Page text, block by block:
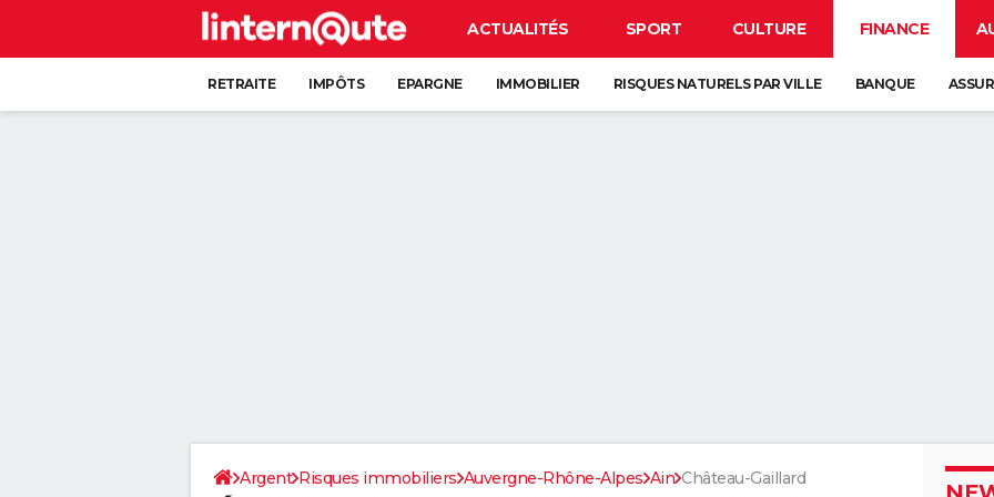
ACTUALITÉS SPORT CULTURE FINANCE
RETRAITE IMPÔTS EPARGNE IMMOBILIER RISQUES NATURELS PAR VILLE BANQUE
Argent Risques immobiliers Auvergne-Rhône-Alpes Ain Château-Gaillard